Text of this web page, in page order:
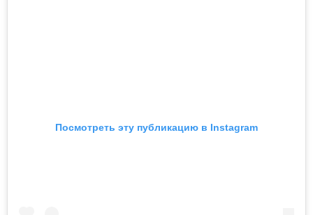
Посмотреть эту публикацию в Instagram